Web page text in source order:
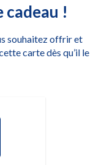
cadeau !
souhaitez offrir et
carte dès qu’il le